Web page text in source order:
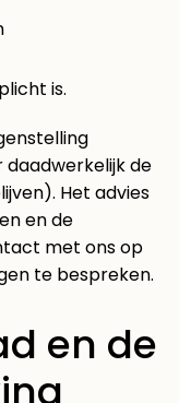
is.
daadwerkelijk de
Het advies
en de
met ons op
te bespreken.
en de